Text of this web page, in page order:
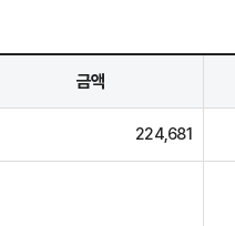
금액
224,681